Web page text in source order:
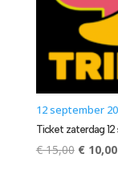
12 september
Ticket zaterdag
€15,00 €10,00